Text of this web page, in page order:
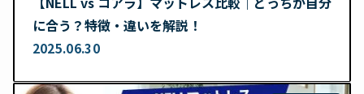
に合う？特徴・違いを解説！
2025.06.30